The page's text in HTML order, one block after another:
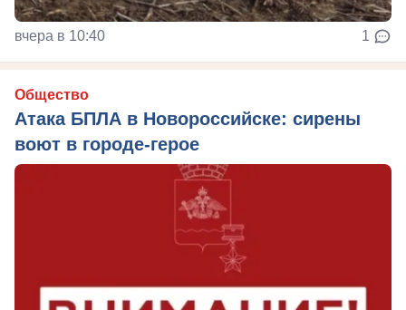
вчера в 10:40 1
Общество
Атака БПЛА в Новороссийске: сирены
воют в городе-герое